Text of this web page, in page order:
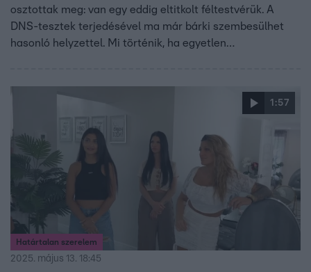
osztottak meg: van egy eddig eltitkolt féltestvérük. A
DNS-tesztek terjedésével ma már bárki szembesülhet
hasonló helyzettel. Mi történik, ha egyetlen
nem az a vérszerinti szülője, akit hitt? Makai Gábor
klinikai szakpszichológus szerint ilyenkor identitáskrízis
és lojalitáskonfliktus is kialakulhat – újra fel kell tennünk
a kérdést: ki vagyok valójában?
1:57
Határtalan szerelem
2025. május 13. 18:45